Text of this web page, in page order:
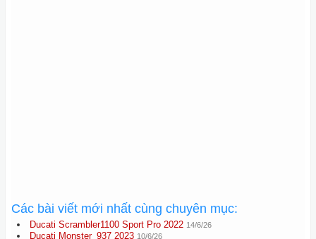
Các bài viết mới nhất cùng chuyên mục:
Ducati Scrambler1100 Sport Pro 2022 14/6/26
Ducati Monster_937 2023 10/6/26